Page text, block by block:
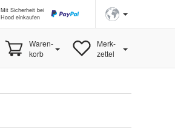
Mit Sicherheit bei
Hood einkaufen
Waren-
korb
Merk-
zettel